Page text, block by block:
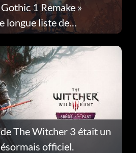
1 Remake »
longue liste de
la mise à jour 1.0.4
The Witcher 3 était un
officiel.